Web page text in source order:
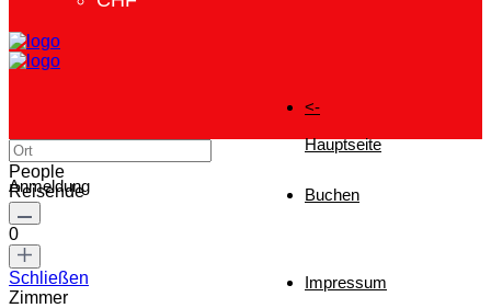
<-
Hauptseite
Buchen
Impressum
Anmeldung
People
Reisende
0
Schließen
Zimmer